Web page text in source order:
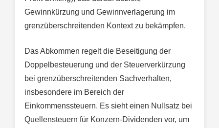
Gewinnkürzung und Gewinnverlagerung im
grenzüberschreitenden Kontext zu bekämpfen.
Das Abkommen regelt die Beseitigung der
Doppelbesteuerung und der Steuerverkürzung
bei grenzüberschreitenden Sachverhalten,
insbesondere im Bereich der
Einkommenssteuern. Es sieht einen Nullsatz bei
Quellensteuern für Konzern-Dividenden vor, um